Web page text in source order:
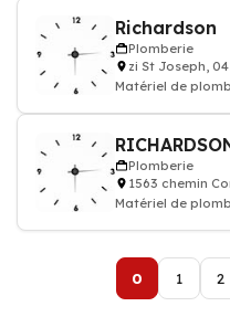
Richardson
Plomberie
zi St Joseph,
Matériel de
Plomberie
1563 chemin
Matériel de
0 1 2